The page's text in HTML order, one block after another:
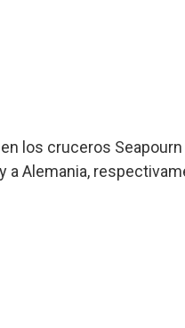
los cruceros
a Alemania,